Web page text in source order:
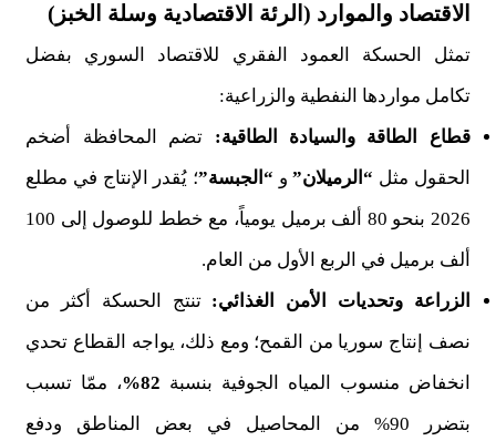
الاقتصاد والموارد (الرئة الاقتصادية وسلة الخبز)
تمثل الحسكة العمود الفقري للاقتصاد السوري بفضل
تكامل مواردها النفطية والزراعية:
قطاع الطاقة والسيادة الطاقية: تضم المحافظة أضخم
الحقول مثل “الرميلان” و “الجبسة”؛ يُقدر الإنتاج في مطلع
2026 بنحو 80 ألف برميل يومياً، مع خطط للوصول إلى 100
ألف برميل في الربع الأول من العام.
الزراعة وتحديات الأمن الغذائي: تنتج الحسكة أكثر من
نصف إنتاج سوريا من القمح؛ ومع ذلك، يواجه القطاع تحدي
انخفاض منسوب المياه الجوفية بنسبة 82%
، ممّا تسبب
بتضرر 90% من المحاصيل في بعض المناطق ودفع